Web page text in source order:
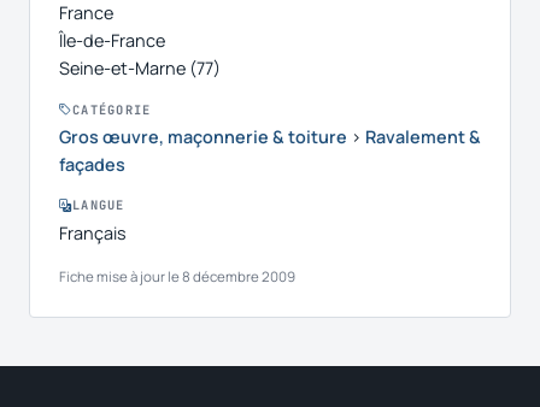
France
Île-de-France
Seine-et-Marne (77)
CATÉGORIE
Gros œuvre, maçonnerie & toiture › Ravalement &
façades
LANGUE
Français
Fiche mise à jour le 8 décembre 2009